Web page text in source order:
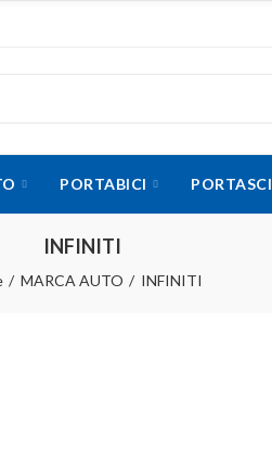
PORTABICI PORTASCI
INFINITI
MARCA AUTO INFINITI